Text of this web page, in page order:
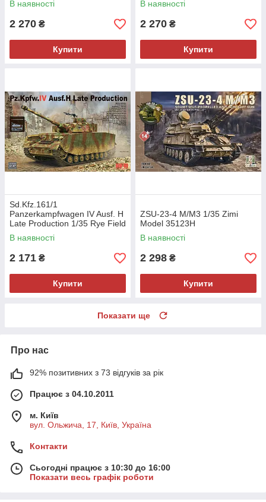
В наявності
2 270 ₴
Купити
В наявності
2 270 ₴
Купити
Sd.Kfz.161/1
Panzerkampfwagen IV Ausf. H
Late Production 1/35 Rye Field
Model 5127
В наявності
2 171 ₴
Купити
ZSU-23-4 M/M3 1/35 Zimi
Model 35123H
В наявності
2 298 ₴
Купити
Показати ще
Про нас
92% позитивних з 73 відгуків за рік
Працює з 04.10.2011
м. Київ
вул. Ольжича, 17, Київ, Україна
Контакти
Сьогодні працює з 10:30 до 16:00
Показати весь графік роботи